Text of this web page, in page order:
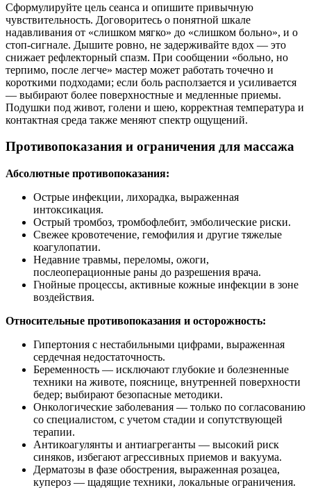
Сформулируйте цель сеанса и опишите привычную
чувствительность. Договоритесь о понятной шкале
надавливания от «слишком мягко» до «слишком больно», и о
стоп-сигнале. Дышите ровно, не задерживайте вдох — это
снижает рефлекторный спазм. При сообщении «больно, но
терпимо, после легче» мастер может работать точечно и
короткими подходами; если боль расползается и усиливается
— выбирают более поверхностные и медленные приемы.
Подушки под живот, голени и шею, корректная температура и
контактная среда также меняют спектр ощущений.
Противопоказания и ограничения для массажа
Абсолютные противопоказания:
Острые инфекции, лихорадка, выраженная
интоксикация.
Острый тромбоз, тромбофлебит, эмболические риски.
Свежее кровотечение, гемофилия и другие тяжелые
коагулопатии.
Недавние травмы, переломы, ожоги,
послеоперационные раны до разрешения врача.
Гнойные процессы, активные кожные инфекции в зоне
воздействия.
Относительные противопоказания и осторожность:
Гипертония с нестабильными цифрами, выраженная
сердечная недостаточность.
Беременность — исключают глубокие и болезненные
техники на животе, пояснице, внутренней поверхности
бедер; выбирают безопасные методики.
Онкологические заболевания — только по согласованию
со специалистом, с учетом стадии и сопутствующей
терапии.
Антикоагулянты и антиагреганты — высокий риск
синяков, избегают агрессивных приемов и вакуума.
Дерматозы в фазе обострения, выраженная розацеа,
купероз — щадящие техники, локальные ограничения.